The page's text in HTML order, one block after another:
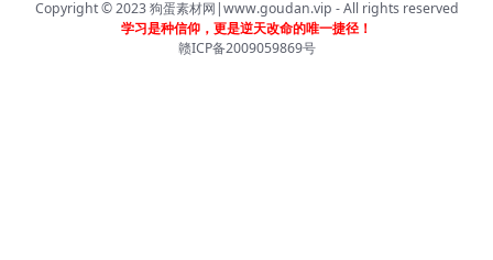
Copyright © 2023狗蛋素材网|www.goudan.vip - All rights reserved
学习是种信仰，更是逆天改命的唯一捷径！
赣ICP备2009059869号